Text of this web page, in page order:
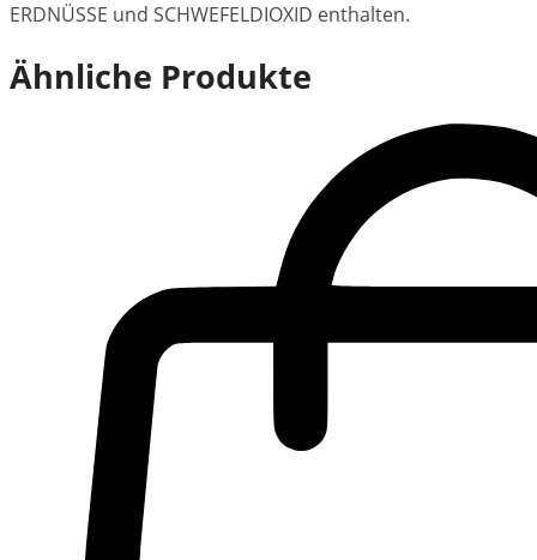
ERDNÜSSE und SCHWEFELDIOXID enthalten.
Ähnliche Produkte